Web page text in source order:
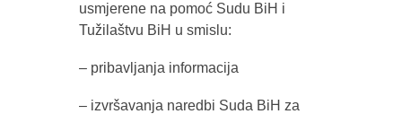
usmjerene na pomoć Sudu BiH i
Tužilaštvu BiH u smislu:
– pribavljanja informacija
– izvršavanja naredbi Suda BiH za